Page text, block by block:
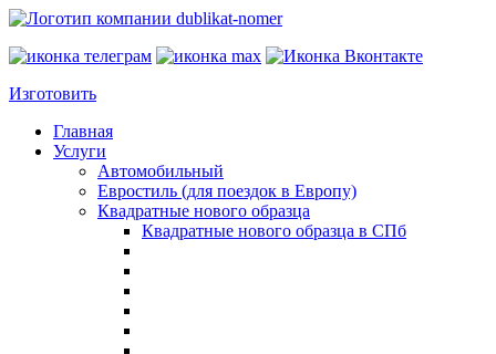
Изготовить
Главная
Услуги
Автомобильный
Евростиль (для поездок в Европу)
Квадратные нового образца
Квадратные нового образца в СПб